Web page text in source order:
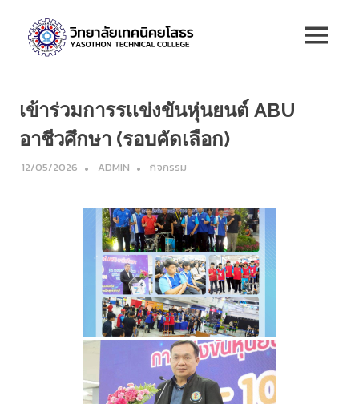
content
ยโสธร
MENU
เข้าร่วมการรเเข่งขันหุ่นยนต์ ABU
อาชีวศึกษา (รอบคัดเลือก)
12/05/2026 ADMIN กิจกรรม